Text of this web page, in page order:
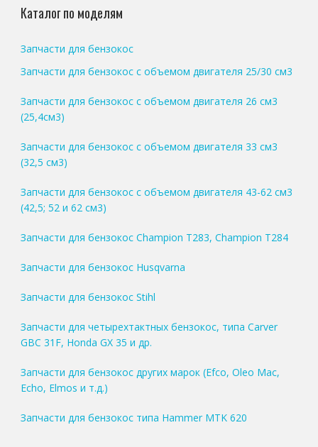
Каталог по моделям
Запчасти для бензокос
Запчасти для бензокос с объемом двигателя 25/30 см3
Запчасти для бензокос с объемом двигателя 26 см3
(25,4см3)
Запчасти для бензокос с объемом двигателя 33 см3
(32,5 см3)
Запчасти для бензокос с объемом двигателя 43-62 см3
(42,5; 52 и 62 см3)
Запчасти для бензокос Champion T283, Champion T284
Запчасти для бензокос Husqvarna
Запчасти для бензокос Stihl
Запчасти для четырехтактных бензокос, типа Carver
GBC 31F, Honda GX 35 и др.
Запчасти для бензокос других марок (Efco, Oleo Mac,
Echo, Elmos и т.д.)
Запчасти для бензокос типа Hammer MTK 620